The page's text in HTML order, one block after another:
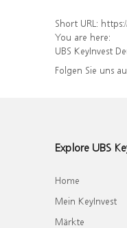
Short URL: https://
You are here:
UBS KeyInvest
Folgen Sie uns
Explore UBS
Home
Mein KeyInvest
Märkte